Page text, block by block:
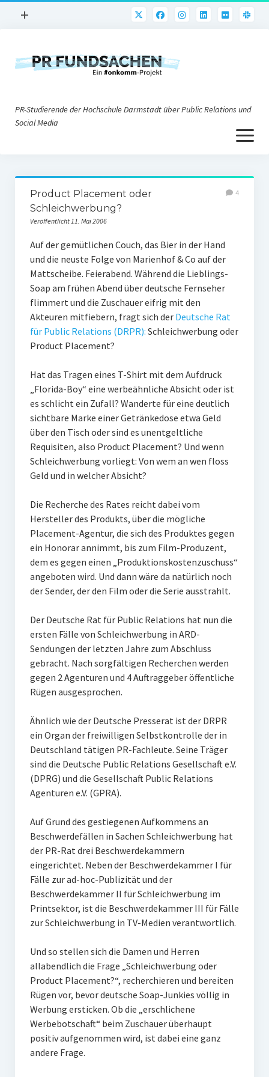
Menü
+
PR@h_da
Nonprofit-PR
Corporate Weblogs
Social Media
PR-Theorie
PR-Ethik
PR-Literatur
PR-Studien
Infografik-Themengarten
Künstliche Intelligenz
17 Ziele
Klimaneutrales Tanken
Zukunft der Bildung
Vom Trend zur Tonne
PR-Studierende der Hochschule Darmstadt über Public Relations und
Social Media
Menü
öffnen
Über uns
Impressum
Datenschutz
Product Placement oder
Schleichwerbung?
Veröffentlicht 11. Mai 2006
4
Auf der gemütlichen Couch, das Bier in der Hand
und die neuste Folge von Marienhof & Co auf der
Mattscheibe. Feierabend. Während die Lieblings-
Soap am frühen Abend über deutsche Fernseher
flimmert und die Zuschauer eifrig mit den
Akteuren mitfiebern, fragt sich der Deutsche Rat
für Public Relations (DRPR): Schleichwerbung oder
Product Placement?
Hat das Tragen eines T-Shirt mit dem Aufdruck
„Florida-Boy“ eine werbeähnliche Absicht oder ist
es schlicht ein Zufall? Wanderte für eine deutlich
sichtbare Marke einer Getränkedose etwa Geld
über den Tisch oder sind es unentgeltliche
Requisiten, also Product Placement? Und wenn
Schleichwerbung vorliegt: Von wem an wen floss
Geld und in welcher Absicht?
Die Recherche des Rates reicht dabei vom
Hersteller des Produkts, über die mögliche
Placement-Agentur, die sich des Produktes gegen
ein Honorar annimmt, bis zum Film-Produzent,
dem es gegen einen „Produktionskostenzuschuss“
angeboten wird. Und dann wäre da natürlich noch
der Sender, der den Film oder die Serie ausstrahlt.
Der Deutsche Rat für Public Relations hat nun die
ersten Fälle von Schleichwerbung in ARD-
Sendungen der letzten Jahre zum Abschluss
gebracht. Nach sorgfältigen Recherchen werden
gegen 2 Agenturen und 4 Auftraggeber öffentliche
Rügen ausgesprochen.
Ähnlich wie der Deutsche Presserat ist der DRPR
ein Organ der freiwilligen Selbstkontrolle der in
Deutschland tätigen PR-Fachleute. Seine Träger
sind die Deutsche Public Relations Gesellschaft e.V.
(DPRG) und die Gesellschaft Public Relations
Agenturen e.V. (GPRA).
Auf Grund des gestiegenen Aufkommens an
Beschwerdefällen in Sachen Schleichwerbung hat
der PR-Rat drei Beschwerdekammern
eingerichtet. Neben der Beschwerdekammer I für
Fälle zur ad-hoc-Publizität und der
Beschwerdekammer II für Schleichwerbung im
Printsektor, ist die Beschwerdekammer III für Fälle
zur Schleichwerbung in TV-Medien verantwortlich.
Und so stellen sich die Damen und Herren
allabendlich die Frage „Schleichwerbung oder
Product Placement?“, recherchieren und bereiten
Rügen vor, bevor deutsche Soap-Junkies völlig in
Werbung ersticken. Ob die „erschlichene
Werbebotschaft“ beim Zuschauer überhaupt
positiv aufgenommen wird, ist dabei eine ganz
andere Frage.